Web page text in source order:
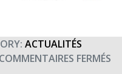
ACTUALITÉS
COMMENTAIRES FERMÉS